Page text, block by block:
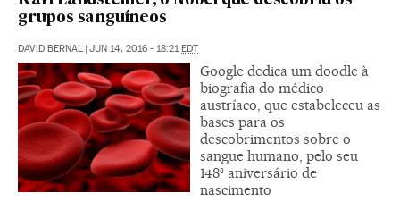
grupos sanguíneos
DAVID BERNAL | JUN 14, 2016 - 18:21EDT
Google dedica um doodle à
biografia do médico
austríaco, que estabeleceu as
bases para os
descobrimentos sobre o
sangue humano, pelo seu
148º aniversário de
nascimento